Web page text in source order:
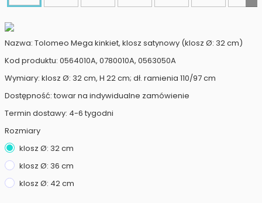
Nazwa: Tolomeo Mega kinkiet, klosz satynowy (klosz Ø: 32 cm)
Kod produktu: 0564010A, 0780010A, 0563050A
Wymiary: klosz Ø: 32 cm, H 22 cm; dł. ramienia 110/97 cm
Dostępność: towar na indywidualne zamówienie
Termin dostawy: 4-6 tygodni
Rozmiary
klosz Ø: 32 cm
klosz Ø: 36 cm
klosz Ø: 42 cm